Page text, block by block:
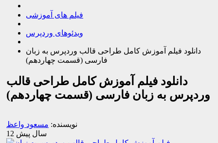
فیلم های آموزشی
ویدئوهای وردپرس
دانلود فیلم آموزش کامل طراحی قالب وردپرس به زبان
فارسی (قسمت چهاردهم)
دانلود فیلم آموزش کامل طراحی قالب
وردپرس به زبان فارسی (قسمت چهاردهم)
نویسنده: مسعود واعظ
12 سال پیش